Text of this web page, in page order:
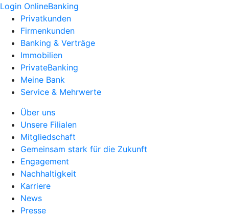
Login OnlineBanking
Privatkunden
Firmenkunden
Banking & Verträge
Immobilien
PrivateBanking
Meine Bank
Service & Mehrwerte
Über uns
Unsere Filialen
Mitgliedschaft
Gemeinsam stark für die Zukunft
Engagement
Nachhaltigkeit
Karriere
News
Presse